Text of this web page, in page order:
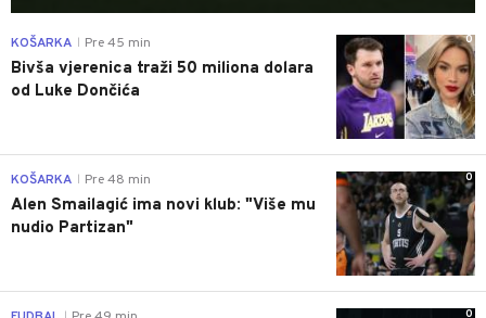
0
KOŠARKA Pre 45 min
Bivša vjerenica traži 50 miliona dolara
od Luke Dončića
0
KOŠARKA Pre 48 min
Alen Smailagić ima novi klub: "Više mu
nudio Partizan"
0